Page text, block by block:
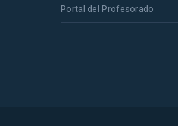
Portal del Profesorado